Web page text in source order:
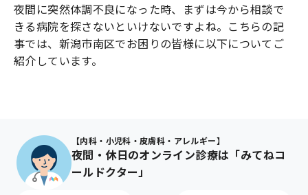
夜間に突然体調不良になった時、まずは今から相談で
きる病院を探さないといけないですよね。こちらの記
事では、 新潟市南区でお困りの皆様に以下についてご
紹介しています。
【内科・小児科・皮膚科・アレルギー】
夜間・休日のオンライン診療は「みてねコ
ールドクター」